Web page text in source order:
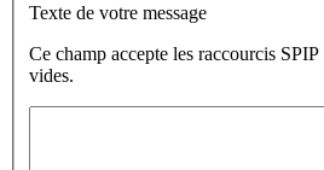
Texte de votre message
Ce champ accepte les raccourcis SPIP
vides.